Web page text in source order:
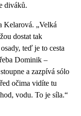
diváků.
Kelarová. „Velká
dostat tak
teď je to cesta
Dominik –
a zazpívá sólo
očima vidíte tu
vodu. To je síla.“